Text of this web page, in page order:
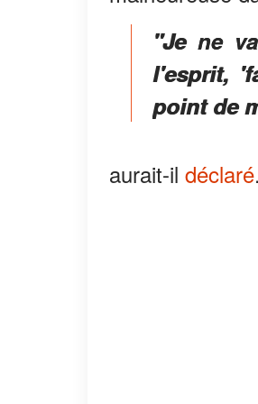
"Je ne
l'esprit,
point de
aurait-il déclaré.